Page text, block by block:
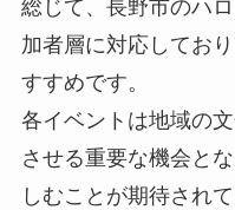
総じて、長野市のハ
加者層に対応してお
すすめです。
各イベントは地域の
させる重要な機会と
しむことが期待されて